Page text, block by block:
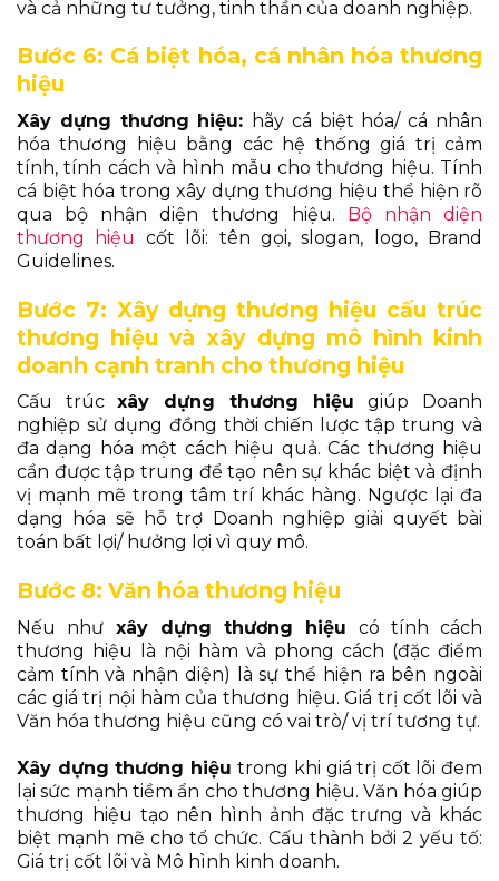
và cả những tư tưởng, tinh thần của doanh nghiệp.
Bước 6: Cá biệt hóa, cá nhân hóa thương
hiệu
Xây dựng thương hiệu: hãy cá biệt hóa/ cá nhân
hóa thương hiệu bằng các hệ thống giá trị cảm
tính, tính cách và hình mẫu cho thương hiệu. Tính
cá biệt hóa trong xây dựng thương hiệu thể hiện rõ
qua bộ nhận diện thương hiệu. Bộ nhận diện
thương hiệu
cốt lõi: tên gọi, slogan, logo, Brand
Guidelines.
Bước 7: Xây dựng thương hiệu cấu trúc
thương hiệu và xây dựng mô hình kinh
doanh cạnh tranh cho thương hiệu
Cấu trúcxây dựng thương hiệugiúp Doanh
nghiệp sử dụng đồng thời chiến lược tập trung và
đa dạng hóa một cách hiệu quả. Các thương hiệu
cần được tập trung để tạo nên sự khác biệt và định
vị mạnh mẽ trong tâm trí khác hàng. Ngược lại đa
dạng hóa sẽ hỗ trợ Doanh nghiệp giải quyết bài
toán bất lợi/ hưởng lợi vì quy mô.
Bước 8: Văn hóa thương hiệu
Nếu như xây dựng thương hiệu có tính cách
thương hiệu là nội hàm và phong cách (đặc điểm
cảm tính và nhận diện) là sự thể hiện ra bên ngoài
các giá trị nội hàm của thương hiệu. Giá trị cốt lõi và
Văn hóa thương hiệu cũng có vai trò/ vị trí tương tự.
Xây dựng thương hiệutrong khi giá trị cốt lõi đem
lại sức mạnh tiềm ẩn cho thương hiệu. Văn hóa giúp
thương hiệu tạo nên hình ảnh đặc trưng và khác
biệt mạnh mẽ cho tổ chức. Cấu thành bởi 2 yếu tố:
Giá trị cốt lõi và Mô hình kinh doanh.